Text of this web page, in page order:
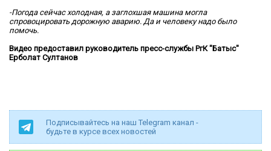
-Погода сейчас холодная, а заглохшая машина могла
спровоцировать дорожную аварию. Да и человеку надо было
помочь.
Видео предоставил руководитель пресс-службы РгК "Батыс"
Ерболат Султанов
Подписывайтесь на наш Telegram канал -
будьте в курсе всех новостей